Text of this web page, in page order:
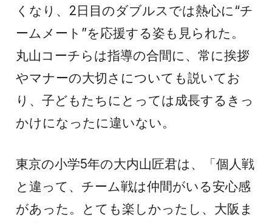
くなり、2日目のダブルスでは熱心に“チ
ームメート”を応援する姿も見られた。
丸山コーチらは指導の合間に、常に挨拶
やマナーの大切さについても説いてお
り、子どもたちにとっては成長するきっ
かけになったに違いない。
東京の小学5年の大内山匠君は、「個人戦
と違って、チーム戦は仲間がいる安心感
があった。とても楽しかったし、大阪ま